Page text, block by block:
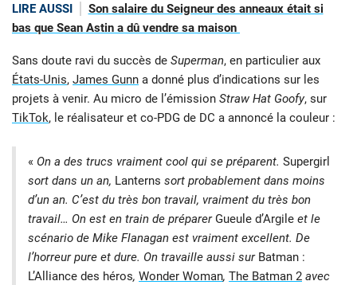
LIRE AUSSI
Son salaire du Seigneur des anneaux était si
bas que Sean Astin a dû vendre sa maison
Sans doute ravi du succès de Superman, en particulier aux
États-Unis, James Gunn a donné plus d’indications sur les
projets à venir. Au micro de l’émission Straw Hat Goofy, sur
TikTok, le réalisateur et co-PDG de DC a annoncé la couleur :
« On a des trucs vraiment cool qui se préparent. Supergirl
sort dans un an, Lanterns sort probablement dans moins
d’un an. C’est du très bon travail, vraiment du très bon
travail… On est en train de préparerGueule d’Argile et le
scénario de Mike Flanagan est vraiment excellent. De
l’horreur pure et dure. On travaille aussi sur Batman :
L’Alliance des héros, Wonder Woman, The Batman 2 avec